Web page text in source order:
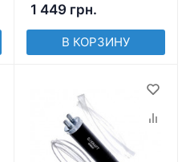
1 449 грн.
В КОРЗИНУ